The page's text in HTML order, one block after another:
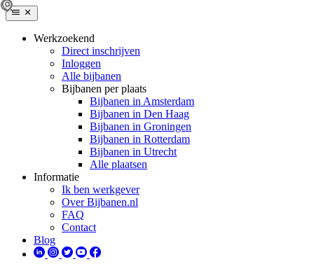
Werkzoekend
Direct inschrijven
Inloggen
Alle bijbanen
Bijbanen per plaats
Bijbanen in Amsterdam
Bijbanen in Den Haag
Bijbanen in Groningen
Bijbanen in Rotterdam
Bijbanen in Utrecht
Alle plaatsen
Informatie
Ik ben werkgever
Over Bijbanen.nl
FAQ
Contact
Blog